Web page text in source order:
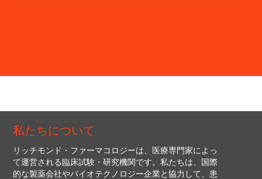
私たちについて
リッチモンド・ファーマコロジーは、医療専門家によっ
て運営される臨床試験・研究機関です。私たちは、国際
的な製薬会社やバイオテクノロジー企業と協力して、患